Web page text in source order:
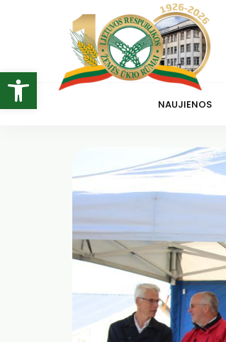
Open toolbar
NAUJIENOS